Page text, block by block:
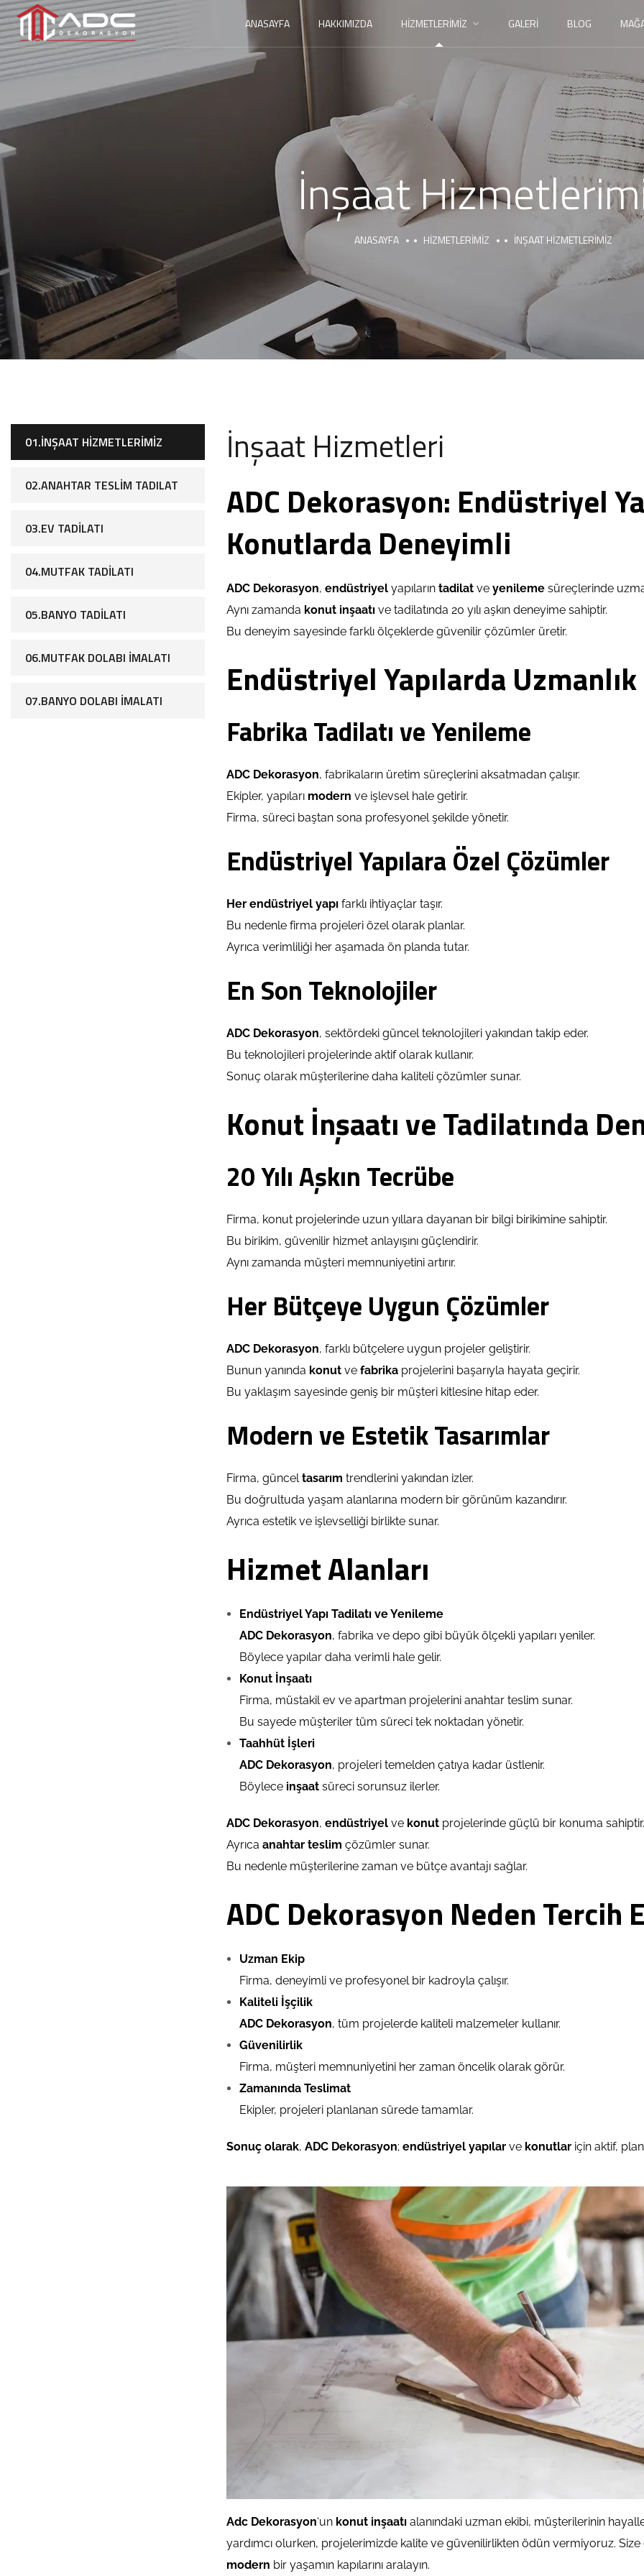
ANASAYFA HAKKIMIZDA HIZMETLERIMIZ GALERI BLOG
İnşaat
ANASAYFA HIZMETLERIMIZ İNŞAAT HIZMETLERIMIZ
01.İNŞAAT HIZMETLERIMIZ
02.ANAHTAR TESLIM TADILAT
03.EV TADILATI
04.MUTFAK TADILATI
05.BANYO TADILATI
06.MUTFAK DOLABI İMALATI
07.BANYO DOLABI İMALATI
İnşaat Hizmetleri
ADC Dekorasyon: Endüstriyel
Konutlarda Deneyimli
ADC Dekorasyon, endüstriyel yapıların tadilat ve yenileme süreçlerinde
Aynı zamanda konut inşaatı ve tadilatında 20 yılı aşkın deneyime sahiptir.
Bu deneyim sayesinde farklı ölçeklerde güvenilir çözümler üretir.
Endüstriyel Yapılarda Uzmanlık
Fabrika Tadilatı ve Yenileme
ADC Dekorasyon, fabrikaların üretim süreçlerini aksatmadan çalışır.
Ekipler, yapıları modern ve işlevsel hale getirir.
Firma, süreci baştan sona profesyonel şekilde yönetir.
Endüstriyel Yapılara Özel Çözümler
Her endüstriyel yapı farklı ihtiyaçlar taşır.
Bu nedenle firma projeleri özel olarak planlar.
Ayrıca verimliliği her aşamada ön planda tutar.
En Son Teknolojiler
ADC Dekorasyon, sektördeki güncel teknolojileri yakından takip eder.
Bu teknolojileri projelerinde aktif olarak kullanır.
Sonuç olarak müşterilerine daha kaliteli çözümler sunar.
Konut İnşaatı ve Tadilatında
20 Yılı Aşkın Tecrübe
Firma, konut projelerinde uzun yıllara dayanan bir bilgi birikimine sahiptir.
Bu birikim, güvenilir hizmet anlayışını güçlendirir.
Aynı zamanda müşteri memnuniyetini artırır.
Her Bütçeye Uygun Çözümler
ADC Dekorasyon, farklı bütçelere uygun projeler geliştirir.
Bunun yanında konut ve fabrika projelerini başarıyla hayata geçirir.
Bu yaklaşım sayesinde geniş bir müşteri kitlesine hitap eder.
Modern ve Estetik Tasarımlar
Firma, günceltasarım trendlerini yakından izler.
Bu doğrultuda yaşam alanlarına modern bir görünüm kazandırır.
Ayrıca estetik ve işlevselliği birlikte sunar.
Hizmet Alanları
Endüstriyel Yapı Tadilatı ve Yenileme
ADC Dekorasyon, fabrika ve depo gibi büyük ölçekli yapıları yeniler.
Böylece yapılar daha verimli hale gelir.
Konut İnşaatı
Firma, müstakil ev ve apartman projelerini anahtar teslim sunar.
Bu sayede müşteriler tüm süreci tek noktadan yönetir.
Taahhüt İşleri
ADC Dekorasyon, projeleri temelden çatıya kadar üstlenir.
Böylece inşaat süreci sorunsuz ilerler.
ADC Dekorasyon, endüstriyel ve konut projelerinde güçlü bir konuma sahiptir.
Ayrıca anahtar teslim çözümler sunar.
Bu nedenle müşterilerine zaman ve bütçe avantajı sağlar.
ADC Dekorasyon Neden Tercih
Uzman Ekip
Firma, deneyimli ve profesyonel bir kadroyla çalışır.
Kaliteli İşçilik
ADC Dekorasyon, tüm projelerde kaliteli malzemeler kullanır.
Güvenilirlik
Firma, müşteri memnuniyetini her zaman öncelik olarak görür.
Zamanında Teslimat
Ekipler, projeleri planlanan sürede tamamlar.
Sonuç olarak, ADC Dekorasyon; endüstriyel yapılar ve konutlar için aktif,
Adc Dekorasyon‘un konut inşaatı alanındaki uzman ekibi, müşterilerinin
yardımcı olurken, projelerimizde kalite ve güvenilirlikten ödün vermiyoruz. Size
modern bir yaşamın kapılarını aralayın.